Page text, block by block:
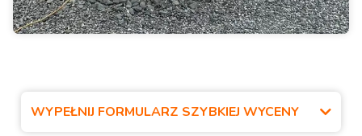
WYPEŁNIJ FORMULARZ SZYBKIEJ WYCENY